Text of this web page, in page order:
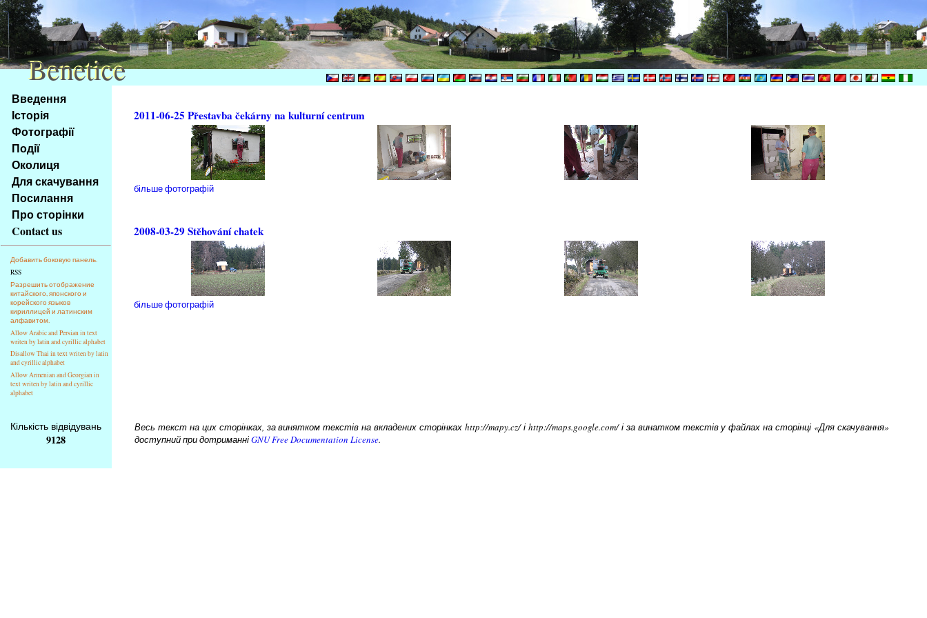
Na
obsah
stránky
Klávesové
zkratky
tomto
webu
základní
Hlavní
strana
Введення
Історія
Фотографії
Події
Околиця
Для скачування
Посилання
Про сторінки
Contact us
Добавить боковую панель.
RSS
Разрешить отображение
китайского, японского и
корейского языков
кириллицей и латинским
алфавитом.
Allow Arabic and Persian in text
writen by latin and cyrillic alphabet
Disallow Thai in text writen by latin
and cyrillic alphabet
Allow Armenian and Georgian in
text writen by latin and cyrillic
alphabet
2011-06-25 Přestavba čekárny na kulturní centrum
більше фотографій
2008-03-29 Stěhování chatek
більше фотографій
Кількість відвідувань
9128
Весь текст на цих сторінках, за винятком текстів на вкладених сторінках http://mapy.cz/ і http://maps.google.com/ і за винатком текстів у файлах на сторінці «Для скачування»
доступний при дотриманніGNU Free Documentation License.
Benetice
Benetice